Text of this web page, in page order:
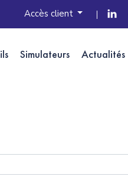
Accès client
Simulateurs Actualités